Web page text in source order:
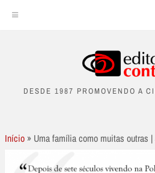
contentDESDE 1987 PROMOVENDO A
Início » Uma família como muitas outras